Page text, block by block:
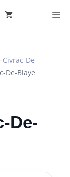
Civrac-De-
De-Blaye
De-